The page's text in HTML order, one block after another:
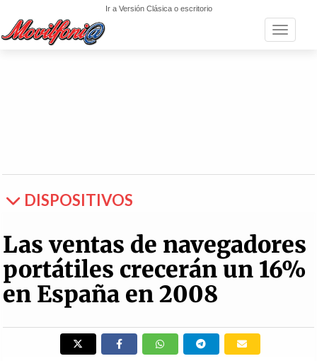
Ir a Versión Clásica o escritorio
Toggle
DISPOSITIVOS
Las ventas de navegadores
portátiles crecerán un 16%
en España en 2008